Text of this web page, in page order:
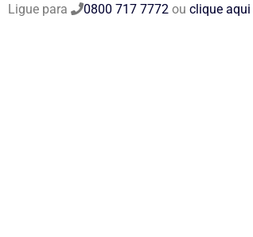
Ligue para 0800 717 7772 ou clique aqui